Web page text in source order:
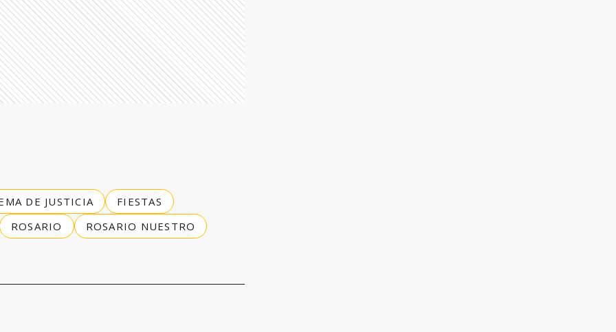
DE JUSTICIA
FIESTAS
ROSARIO
ROSARIO NUESTRO